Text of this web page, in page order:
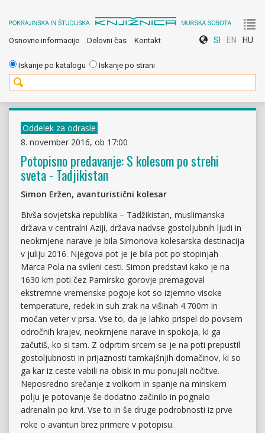
SI EN HU
Osnovne informacije Delovni čas Kontakt
Iskanje po katalogu Iskanje po strani
Oddelek za odrasle
8. november 2016, ob 17:00
Potopisno predavanje: S kolesom po strehi
sveta - Tadjikistan
Simon Eržen, avanturistični kolesar
Bivša sovjetska republika – Tadžikistan, muslimanska
država v centralni Aziji, država nadvse gostoljubnih ljudi in
neokrnjene narave je bila Simonova kolesarska destinacija
v juliju 2016. Njegova pot je je bila pot po stopinjah
Marca Pola na svileni cesti. Simon predstavi kako je na
1630 km poti čez Pamirsko gorovje premagoval
ekstremne vremenske pogoje kot so izjemno visoke
temperature, redek in suh zrak na višinah 4.700m in
močan veter v prsa. Vse to, da je lahko prispel do povsem
odročnih krajev, neokrnjene narave in spokoja, ki ga
začutiš, ko si tam. Z odprtim srcem se je na poti prepustil
gostoljubnosti in prijaznosti tamkajšnjih domačinov, ki so
ga kar iz ceste vabili na obisk in mu ponujali nočitve.
Neposredno srečanje z volkom in spanje na minskem
polju je potovanje še dodatno začinilo in pognalo
adrenalin po krvi. Vse to in še druge podrobnosti iz prve
roke o avanturi brez primere v potopisu.